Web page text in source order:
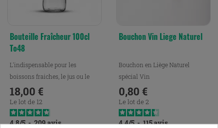
Bouteille Fraîcheur 100cl
To48
L'indispensable pour les
boissons fraiches, le jus ou le
lait.
Prix
18,00 €
Le lot de 12
4.8/5-209avis
Bouchon Vin Liege Naturel
Bouchon en Liège Naturel
spécial Vin
Prix
0,80 €
Le lot de 2
4.4/5-115avis